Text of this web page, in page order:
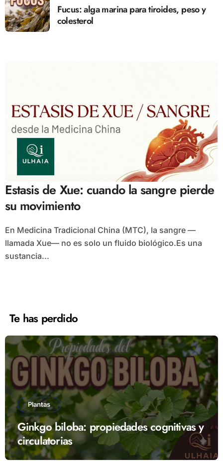
Fucus: alga marina para tiroides, peso y
colesterol
Estasis de Xue: cuando la sangre pierde
su movimiento
En Medicina Tradicional China (MTC), la sangre —
llamada Xue— no es solo un fluido biológico.Es una
sustancia...
Te has perdido
Plantas
Ginkgo biloba: propiedades cognitivas y
circulatorias